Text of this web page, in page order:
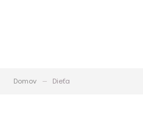
Domov Dieťa